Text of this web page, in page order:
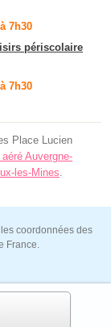
7h30
périscolaire
7h30
Place Lucien
Auvergne-
les-Mines.
coordonnées des
France.